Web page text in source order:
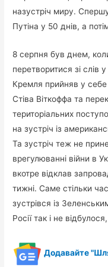
назустріч миру.
Путіна у 50 днів, а
8 серпня був днем,
перетворитися зі слів
Кремля прийняв у
Стіва Віткоффа та
територіальних
на зустріч із
Та зустріч теж не
врегулюванні війни в
вкотре відклав
тижні. Саме стільки
зустрівся із
Росії так і не
Додавайте